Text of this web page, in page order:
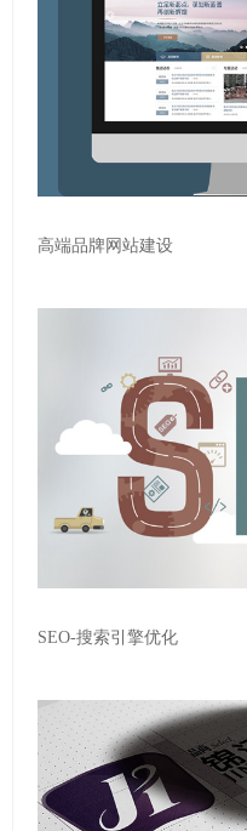
高端品牌网站建设
SEO-搜索引擎优化